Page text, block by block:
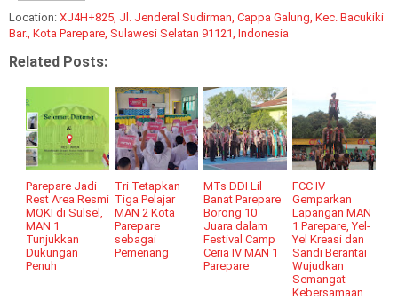
Location: XJ4H+825, Jl. Jenderal Sudirman, Cappa Galung, Kec. Bacukiki
Bar., Kota Parepare, Sulawesi Selatan 91121, Indonesia
Related Posts:
Parepare Jadi
Rest Area Resmi
MQKI di Sulsel,
MAN 1
Tunjukkan
Dukungan
Penuh
Tri Tetapkan
Tiga Pelajar
MAN 2 Kota
Parepare
sebagai
Pemenang
MTs DDI Lil
Banat Parepare
Borong 10
Juara dalam
Festival Camp
Ceria IV MAN 1
Parepare
FCC IV
Gemparkan
Lapangan MAN
1 Parepare, Yel-
Yel Kreasi dan
Sandi Berantai
Wujudkan
Semangat
Kebersamaan